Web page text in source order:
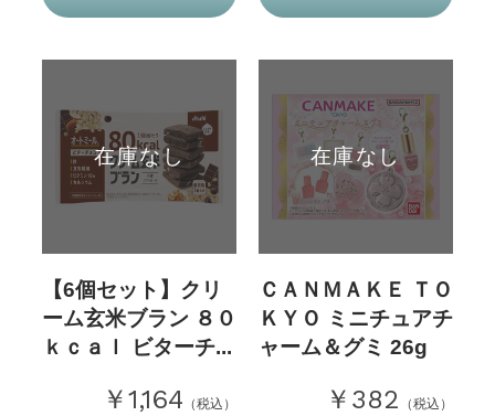
在庫なし
【6個セット】クリ
ーム玄米ブラン ８０
ｋｃａｌ ビターチ...
￥1,164 （税込）
在庫なし
ＣＡＮＭＡＫＥ ＴＯ
ＫＹＯ ミニチュアチ
ャーム＆グミ 26g
￥382 （税込）